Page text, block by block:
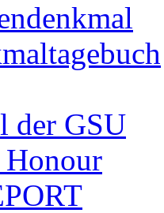
der GSU
Honour